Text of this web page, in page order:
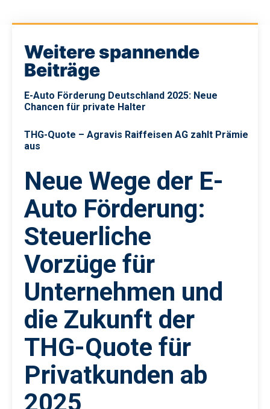
Weitere spannende
Beiträge
E-Auto Förderung Deutschland 2025: Neue
Chancen für private Halter
THG-Quote – Agravis Raiffeisen AG zahlt Prämie
aus
Neue Wege der E-
Auto Förderung:
Steuerliche
Vorzüge für
Unternehmen und
die Zukunft der
THG-Quote für
Privatkunden ab
2025